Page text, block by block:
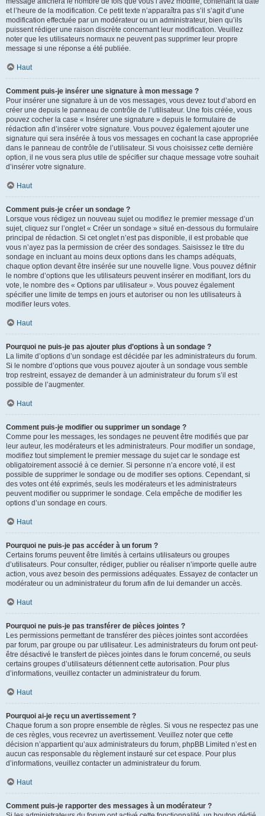
et l’heure de la modification. Ce petit texte n’apparaîtra pas s’il s’agit d’une
modification effectuée par un modérateur ou un administrateur, bien qu’ils
puissent rédiger une raison discrète concernant leur modification. Veuillez
noter que les utilisateurs normaux ne peuvent pas supprimer leur propre
message si une réponse a été publiée.
Haut
Comment puis-je insérer une signature à mon message ?
Pour insérer une signature à un de vos messages, vous devez tout d’abord en
créer une depuis le panneau de contrôle de l’utilisateur. Une fois créée, vous
pouvez cocher la case « Insérer une signature » depuis le formulaire de
rédaction afin d’insérer votre signature. Vous pouvez également ajouter une
signature qui sera insérée à tous vos messages en cochant la case appropriée
dans le panneau de contrôle de l’utilisateur. Si vous choisissez cette dernière
option, il ne vous sera plus utile de spécifier sur chaque message votre souhait
d’insérer votre signature.
Haut
Comment puis-je créer un sondage ?
Lorsque vous rédigez un nouveau sujet ou modifiez le premier message d’un
sujet, cliquez sur l’onglet « Créer un sondage » situé en-dessous du formulaire
principal de rédaction. Si cet onglet n’est pas disponible, il est probable que
vous n’ayez pas la permission de créer des sondages. Saisissez le titre du
sondage en incluant au moins deux options dans les champs adéquats,
chaque option devant être insérée sur une nouvelle ligne. Vous pouvez définir
le nombre d’options que les utilisateurs peuvent insérer en modifiant, lors du
vote, le nombre des « Options par utilisateur ». Vous pouvez également
spécifier une limite de temps en jours et autoriser ou non les utilisateurs à
modifier leurs votes.
Haut
Pourquoi ne puis-je pas ajouter plus d’options à un sondage ?
La limite d’options d’un sondage est décidée par les administrateurs du forum.
Si le nombre d’options que vous pouvez ajouter à un sondage vous semble
trop restreint, essayez de demander à un administrateur du forum s’il est
possible de l’augmenter.
Haut
Comment puis-je modifier ou supprimer un sondage ?
Comme pour les messages, les sondages ne peuvent être modifiés que par
leur auteur, les modérateurs et les administrateurs. Pour modifier un sondage,
modifiez tout simplement le premier message du sujet car le sondage est
obligatoirement associé à ce dernier. Si personne n’a encore voté, il est
possible de supprimer le sondage ou de modifier ses options. Cependant, si
des votes ont été exprimés, seuls les modérateurs et les administrateurs
peuvent modifier ou supprimer le sondage. Cela empêche de modifier les
options d’un sondage en cours.
Haut
Pourquoi ne puis-je pas accéder à un forum ?
Certains forums peuvent être limités à certains utilisateurs ou groupes
d’utilisateurs. Pour consulter, rédiger, publier ou réaliser n’importe quelle autre
action, vous avez besoin des permissions adéquates. Essayez de contacter un
modérateur ou un administrateur du forum afin de lui demander un accès.
Haut
Pourquoi ne puis-je pas transférer de pièces jointes ?
Les permissions permettant de transférer des pièces jointes sont accordées
par forum, par groupe ou par utilisateur. Les administrateurs du forum ont peut-
être désactivé le transfert de pièces jointes dans le forum concerné, ou seuls
certains groupes d’utilisateurs détiennent cette autorisation. Pour plus
d’informations, veuillez contacter un administrateur du forum.
Haut
Pourquoi ai-je reçu un avertissement ?
Chaque forum a son propre ensemble de règles. Si vous ne respectez pas une
de ces règles, vous recevrez un avertissement. Veuillez noter que cette
décision n’appartient qu’aux administrateurs du forum, phpBB Limited n’est en
aucun cas responsable du règlement instauré sur cet espace. Pour plus
d’informations, veuillez contacter un administrateur du forum.
Haut
Comment puis-je rapporter des messages à un modérateur ?